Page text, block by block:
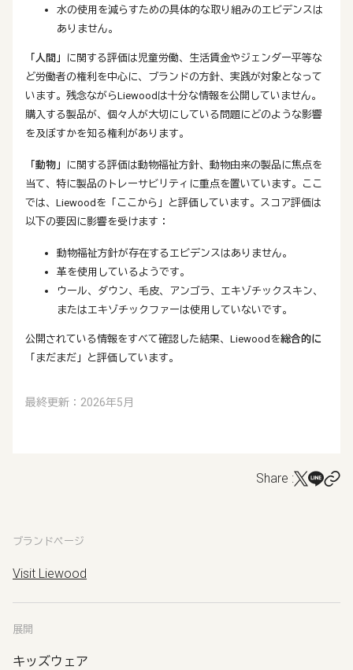
水の使用を減らすための具体的な取り組みのエビデンスは
ありません。
「人間」
に関する評価は児童労働、生活賃金やジェンダー平等な
ど労働者の権利を中心に、ブランドの方針、実践が対象となって
います。残念ながらLiewoodは十分な情報を公開していません。
購入する製品が、個々人が大切にしている問題にどのような影響
を及ぼすかを知る権利があります。
「動物」
に関する評価は動物福祉方針、動物由来の製品に焦点を
当て、特に製品のトレーサビリティに重点を置いています。ここ
では、Liewoodを「ここから」と評価しています。スコア評価は
以下の要因に影響を受けます：
動物福祉方針が存在するエビデンスはありません。
革を使用しているようです。
ウール、ダウン、毛皮、アンゴラ、エキゾチックスキン、
またはエキゾチックファーは使用していないです。
公開されている情報をすべて確認した結果、Liewoodを総合的に
「まだまだ」と評価しています。
最終更新：2026年5月
Share :
ブランドページ
Visit Liewood
展開
キッズウェア